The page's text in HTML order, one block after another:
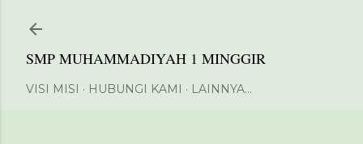
SMP MUHAMMADIYAH 1 MINGGIR
VISI MISI HUBUNGI KAMI LAINNYA…